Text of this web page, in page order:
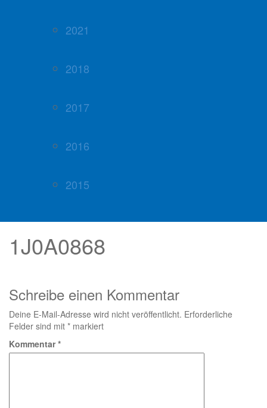
2021
2018
2017
2016
2015
1J0A0868
Schreibe einen Kommentar
Deine E-Mail-Adresse wird nicht veröffentlicht. Erforderliche
Felder sind mit * markiert
Kommentar*